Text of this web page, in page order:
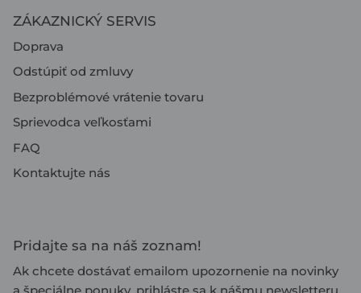
ZÁKAZNICKÝ SERVIS
Doprava
Odstúpiť od zmluvy
Bezproblémové vrátenie tovaru
Sprievodca veľkosťami
FAQ
Kontaktujte nás
Pridajte sa na náš zoznam!
Ak chcete dostávať emailom upozornenie na novinky
a špeciálne ponuky, prihláste sa k nášmu newsletteru.